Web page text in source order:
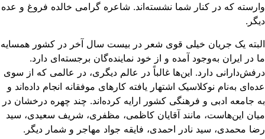
که در کنار شما نشسته‌اند. شاعره گرامی خالده فروغ و عده
یک جریان خیلی قوی شعر در بیست سال آخر در کشور همسایه
در ایران به‌وجود آمده و از خود نماینده‌گان برجسته‌ای دارد.
دارد. این‌ها غالباً در عالم دیگری، ‌در عالمی که از سوی
به‌نام نوکلاسیک اشتهار یافته کارهای موفقانه انجام داده‌اند و
جامعه ادبی و فرهنگی کشور ارایه کرده‌اند. چند چهره درخشان در
این‌هاست، مانند آقایان کاظمی، مظفری، شریف سعیدی، سید
محمدی، سید نادر احمدی، فایقه جواد مهاجر و شمار دیگر.